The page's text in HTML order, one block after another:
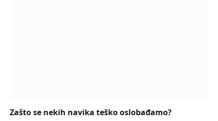
Zašto se nekih navika teško oslobađamo?